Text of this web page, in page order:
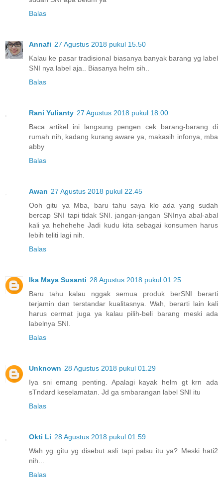
Balas
Annafi 27 Agustus 2018 pukul 15.50
Kalau ke pasar tradisional biasanya banyak barang yg label
SNI nya label aja.. Biasanya helm sih..
Balas
Rani Yulianty 27 Agustus 2018 pukul 18.00
Baca artikel ini langsung pengen cek barang-barang di
rumah nih, kadang kurang aware ya, makasih infonya, mba
abby
Balas
Awan 27 Agustus 2018 pukul 22.45
Ooh gitu ya Mba, baru tahu saya klo ada yang sudah
bercap SNI tapi tidak SNI. jangan-jangan SNInya abal-abal
kali ya hehehehe Jadi kudu kita sebagai konsumen harus
lebih teliti lagi nih.
Balas
Ika Maya Susanti 28 Agustus 2018 pukul 01.25
Baru tahu kalau nggak semua produk berSNI berarti
terjamin dan terstandar kualitasnya. Wah, berarti lain kali
harus cermat juga ya kalau pilih-beli barang meski ada
labelnya SNI.
Balas
Unknown 28 Agustus 2018 pukul 01.29
Iya sni emang penting. Apalagi kayak helm gt krn ada
sTndard keselamatan. Jd ga smbarangan label SNI itu
Balas
Okti Li 28 Agustus 2018 pukul 01.59
Wah yg gitu yg disebut asli tapi palsu itu ya? Meski hati2
nih...
Balas